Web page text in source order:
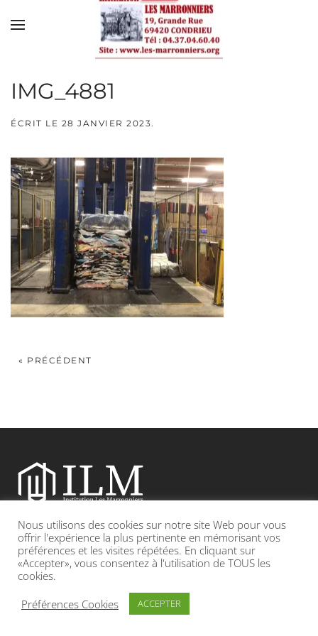
Skip to main content
IMG_4881
ÉCRIT LE 28 JANVIER 2023.
« PRÉCÉDENT
Etablissement catholique sous contrat d’association avec l’Etat
Adresse : 19, Grande rue 69420 CONDRIEU
INFOS LÉGALES POLITIQUE DE CONFIDENTIALITÉ
Nous utilisons des cookies sur notre site Web pour vous
offrir l'expérience la plus pertinente en mémorisant vos
préférences et les visites répétées. En cliquant sur
«Accepter», vous consentez à l'utilisation de TOUS les
cookies.
Préférences Cookies
ACCEPTER